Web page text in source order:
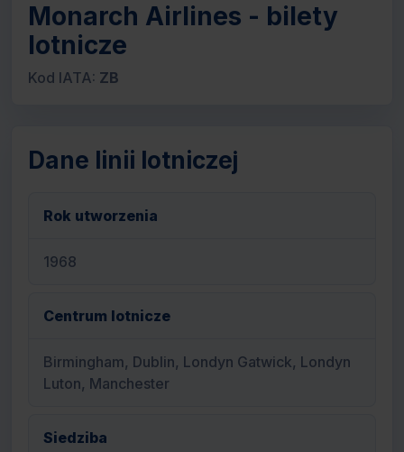
Monarch Airlines - bilety
lotnicze
Kod IATA: ZB
Dane linii lotniczej
Rok utworzenia
1968
Centrum lotnicze
Birmingham, Dublin, Londyn Gatwick, Londyn
Luton, Manchester
Siedziba